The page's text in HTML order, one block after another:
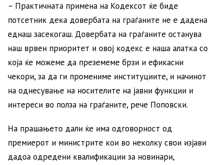
– Практичната примена на Кодексот ќе биде
потсетник дека довербата на граѓаните не е дадена
еднаш засекогаш. Довербата на граѓаните останува
наш врвен приоритет и овој кодекс е наша алатка со
која ќе можеме да преземеме брзи и ефикасни
чекори, за да ги промениме институциите, и начинот
на однесување на носителите на јавни функции и
интереси во полза на граѓаните, рече Поповски.
На прашањето дали ќе има одговорност од
премиерот и министрите кои во неколку свои изјави
дадоа одредени квалификации за новинари,